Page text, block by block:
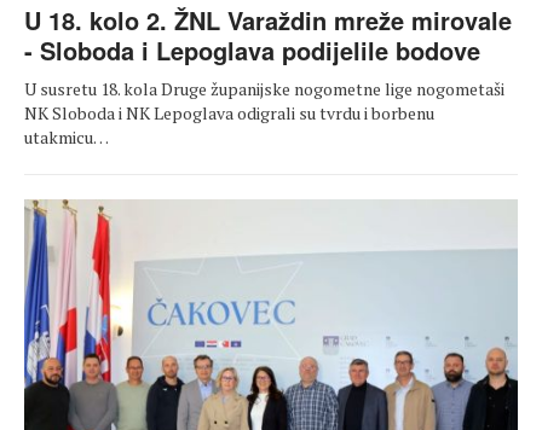
U 18. kolo 2. ŽNL Varaždin mreže mirovale
- Sloboda i Lepoglava podijelile bodove
U susretu 18. kola Druge županijske nogometne lige nogometaši
NK Sloboda i NK Lepoglava odigrali su tvrdu i borbenu
utakmicu…